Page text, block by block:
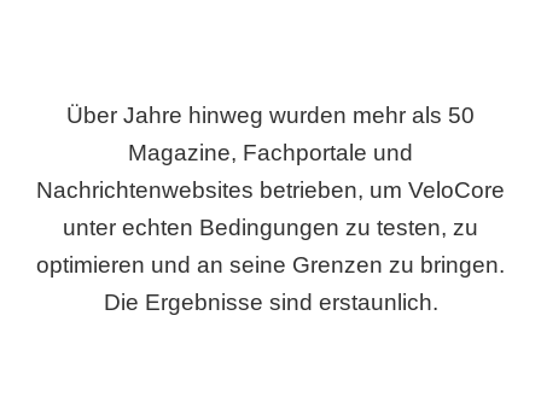
Über Jahre hinweg wurden mehr als 50
Magazine, Fachportale und
Nachrichtenwebsites betrieben, um VeloCore
unter echten Bedingungen zu testen, zu
optimieren und an seine Grenzen zu bringen.
Die Ergebnisse sind erstaunlich.